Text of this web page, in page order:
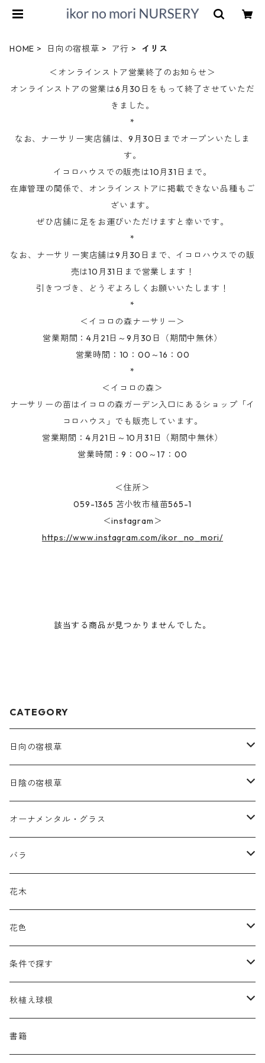
HOME 日向の宿根草 ア行 イリス
＜オンラインストア営業終了のお知らせ＞
オンラインストアの営業は6月30日をもって終了させていただ
きました。
*
なお、ナーサリー実店舗は、9月30日までオープンいたしま
す。
イコロハウスでの販売は10月31日まで。
在庫管理の関係で、オンラインストアに掲載できない品種もご
ざいます。
ぜひ店舗に足をお運びいただけますと幸いです。
*
なお、ナーサリー実店舗は9月30日まで、イコロハウスでの販
売は10月31日まで営業します！
引きつづき、どうぞよろしくお願いいたします！
*
＜イコロの森ナーサリー＞
営業期間：4月21日～9月30日（期間中無休）
営業時間：10：00～16：00
*
＜イコロの森＞
ナーサリーの苗はイコロの森ガーデン入口にあるショップ「イ
コロハウス」でも販売しています。
営業期間：4月21日～10月31日（期間中無休）
営業時間：9：00～17：00
＜住所＞
059-1365 苫小牧市植苗565-1
＜instagram＞
https://www.instagram.com/ikor_no_mori/
該当する商品が見つかりませんでした。
CATEGORY
日向の宿根草
ア行
アガパンツス
アキレア
アストランティア
アデノフォラ
カ行
カラミンタ
カルタ
クランベ
サ行
サルウィア
サングイソルバ
タ行
タナケツム
タリクトルム
ナ行
ネペタ
ハ行
パエオニア
バプティシア
マ行
ムクゲニア
ラ行
日陰の宿根草
ア行
アクタエア
アコニツム
アルンクス
カ行
ギボウシ
キレンゲショウマ
タ行
ティアレラ
ドイツスズラン
ハ行
ブルネラ
プルモナリア
マ行
メルテンシア
ラ行
ランプロカプノス
シダ類
オーナメンタル・グラス
ア行
エリムス
カ行
カスマンティウム
カレクス
サ行
スティパ
セスレリア
タ行
デスカンプシア
ハ行
ハコネクロア
マ行
バラ
原種類
ハマナシの交配種（HRg）
ランブラー
クライマー
半つる
花木
花色
黒
青
緑
条件で探す
蜜源植物
グランドカバーにも良い植物
秋植え球根
アリウム
書籍